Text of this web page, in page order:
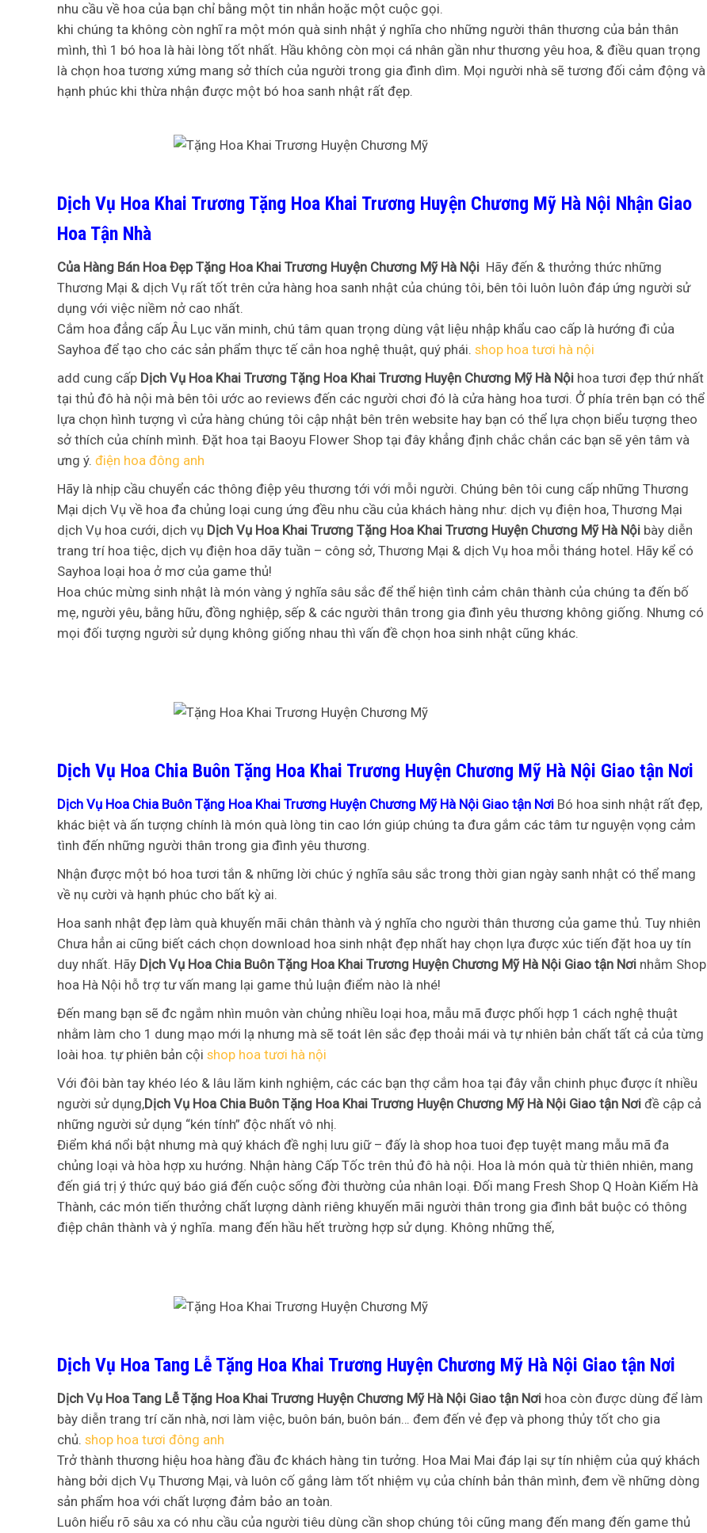
nhu cầu về hoa của bạn chỉ bằng một tin nhắn hoặc một cuộc gọi.
khi chúng ta không còn nghĩ ra một món quà sinh nhật ý nghĩa cho những người thân thương của bản thân
mình, thì 1 bó hoa là hài lòng tốt nhất. Hầu không còn mọi cá nhân gần như thương yêu hoa, & điều quan trọng
là chọn hoa tương xứng mang sở thích của người trong gia đình dìm. Mọi người nhà sẽ tương đối cảm động và
hạnh phúc khi thừa nhận được một bó hoa sanh nhật rất đẹp.
Dịch Vụ Hoa Khai Trương Tặng Hoa Khai Trương Huyện Chương Mỹ Hà Nội Nhận Giao
Hoa Tận Nhà
Của Hàng Bán Hoa Đẹp Tặng Hoa Khai Trương Huyện Chương Mỹ Hà Nội Hãy đến & thưởng thức những
Thương Mại & dịch Vụ rất tốt trên cửa hàng hoa sanh nhật của chúng tôi, bên tôi luôn luôn đáp ứng người sử
dụng với việc niềm nở cao nhất.
Cắm hoa đẳng cấp Âu Lục văn minh, chú tâm quan trọng dùng vật liệu nhập khẩu cao cấp là hướng đi của
Sayhoa để tạo cho các sản phẩm thực tế cắn hoa nghệ thuật, quý phái. shop hoa tươi hà nội
add cung cấp Dịch Vụ Hoa Khai Trương Tặng Hoa Khai Trương Huyện Chương Mỹ Hà Nội hoa tươi đẹp thứ nhất
tại thủ đô hà nội mà bên tôi ước ao reviews đến các người chơi đó là cửa hàng hoa tươi. Ở phía trên bạn có thể
lựa chọn hình tượng vì cửa hàng chúng tôi cập nhật bên trên website hay bạn có thể lựa chọn biểu tượng theo
sở thích của chính mình. Đặt hoa tại Baoyu Flower Shop tại đây khẳng định chắc chắn các bạn sẽ yên tâm và
ưng ý. điện hoa đông anh
Hãy là nhịp cầu chuyển các thông điệp yêu thương tới với mỗi người. Chúng bên tôi cung cấp những Thương
Mại dịch Vụ về hoa đa chủng loại cung ứng đều nhu cầu của khách hàng như: dịch vụ điện hoa, Thương Mại
dịch Vụ hoa cưới, dịch vụ Dịch Vụ Hoa Khai Trương Tặng Hoa Khai Trương Huyện Chương Mỹ Hà Nội bày diễn
trang trí hoa tiệc, dịch vụ điện hoa dãy tuần – công sở, Thương Mại & dịch Vụ hoa mỗi tháng hotel. Hãy kể có
Sayhoa loại hoa ở mơ của game thủ!
Hoa chúc mừng sinh nhật là món vàng ý nghĩa sâu sắc để thể hiện tình cảm chân thành của chúng ta đến bố
mẹ, người yêu, bằng hữu, đồng nghiệp, sếp & các người thân trong gia đình yêu thương không giống. Nhưng có
mọi đối tượng người sử dụng không giống nhau thì vấn đề chọn hoa sinh nhật cũng khác.
Dịch Vụ Hoa Chia Buôn Tặng Hoa Khai Trương Huyện Chương Mỹ Hà Nội Giao tận Nơi
Dịch Vụ Hoa Chia Buôn Tặng Hoa Khai Trương Huyện Chương Mỹ Hà Nội Giao tận Nơi Bó hoa sinh nhật rất đẹp,
khác biệt và ấn tượng chính là món quà lòng tin cao lớn giúp chúng ta đưa gắm các tâm tư nguyện vọng cảm
tình đến những người thân trong gia đình yêu thương.
Nhận được một bó hoa tươi tắn & những lời chúc ý nghĩa sâu sắc trong thời gian ngày sanh nhật có thể mang
về nụ cười và hạnh phúc cho bất kỳ ai.
Hoa sanh nhật đẹp làm quà khuyến mãi chân thành và ý nghĩa cho người thân thương của game thủ. Tuy nhiên
Chưa hẳn ai cũng biết cách chọn download hoa sinh nhật đẹp nhất hay chọn lựa được xúc tiến đặt hoa uy tín
duy nhất. Hãy Dịch Vụ Hoa Chia Buôn Tặng Hoa Khai Trương Huyện Chương Mỹ Hà Nội Giao tận Nơi nhằm Shop
hoa Hà Nội hỗ trợ tư vấn mang lại game thủ luận điểm nào là nhé!
Đến mang bạn sẽ đc ngắm nhìn muôn vàn chủng nhiều loại hoa, mẫu mã được phối hợp 1 cách nghệ thuật
nhằm làm cho 1 dung mạo mới lạ nhưng mà sẽ toát lên sắc đẹp thoải mái và tự nhiên bản chất tất cả của từng
loài hoa. tự phiên bản cội shop hoa tươi hà nội
Với đôi bàn tay khéo léo & lâu lăm kinh nghiệm, các các bạn thợ cắm hoa tại đây vẫn chinh phục được ít nhiều
người sử dụng,Dịch Vụ Hoa Chia Buôn Tặng Hoa Khai Trương Huyện Chương Mỹ Hà Nội Giao tận Nơi đề cập cả
những người sử dụng “kén tính” độc nhất vô nhị.
Điểm khá nổi bật nhưng mà quý khách đề nghị lưu giữ – đấy là shop hoa tuoi đẹp tuyệt mang mẫu mã đa
chủng loại và hòa hợp xu hướng. Nhận hàng Cấp Tốc trên thủ đô hà nội. Hoa là món quà từ thiên nhiên, mang
đến giá trị ý thức quý báo giá đến cuộc sống đời thường của nhân loại. Đối mang Fresh Shop Q Hoàn Kiếm Hà
Thành, các món tiến thưởng chất lượng dành riêng khuyến mãi người thân trong gia đình bắt buộc có thông
điệp chân thành và ý nghĩa. mang đến hầu hết trường hợp sử dụng. Không những thế,
Dịch Vụ Hoa Tang Lễ Tặng Hoa Khai Trương Huyện Chương Mỹ Hà Nội Giao tận Nơi
Dịch Vụ Hoa Tang Lễ Tặng Hoa Khai Trương Huyện Chương Mỹ Hà Nội Giao tận Nơi hoa còn được dùng để làm
bày diễn trang trí căn nhà, nơi làm việc, buôn bán, buôn bán… đem đến vẻ đẹp và phong thủy tốt cho gia
chủ. shop hoa tươi đông anh
Trở thành thương hiệu hoa hàng đầu đc khách hàng tin tưởng. Hoa Mai Mai đáp lại sự tín nhiệm của quý khách
hàng bởi dịch Vụ Thương Mại, và luôn cố gắng làm tốt nhiệm vụ của chính bản thân mình, đem về những dòng
sản phẩm hoa với chất lượng đảm bảo an toàn.
Luôn hiểu rõ sâu xa có nhu cầu của người tiêu dùng cần shop chúng tôi cũng mang đến mang đến game thủ